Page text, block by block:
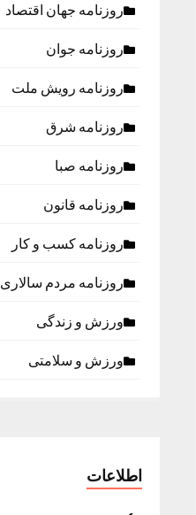
روزنامه جهان اقتصاد
روزنامه جوان
روزنامه رویش ملت
روزنامه شرق
روزنامه صبا
روزنامه قانون
روزنامه كسب و كار
روزنامه مردم سالاری
ورزش و زندگی
ورزش و سلامتی
اطلاعات